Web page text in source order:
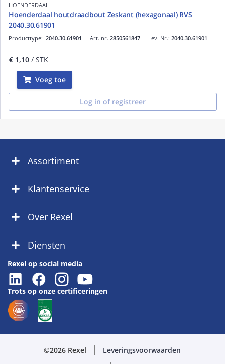
HOENDERDAAL
Hoenderdaal houtdraadbout Zeskant (hexagonaal) RVS
2040.30.61901
Art. nr. 2850561847
Producttype: 2040.30.61901 Lev. Nr.: 2040.30.61901
€ 1,10 / STK
Voeg toe
Log in of registreer
Assortiment
Klantenservice
Over Rexel
Diensten
Rexel op social media
Trots op onze certificeringen
©2026 Rexel
Leveringsvoorwaarden